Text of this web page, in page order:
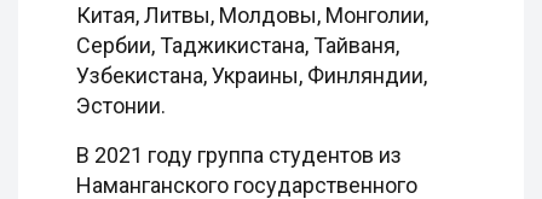
Китая, Литвы, Молдовы, Монголии,
Сербии, Таджикистана, Тайваня,
Узбекистана, Украины, Финляндии,
Эстонии.
В 2021 году группа студентов из
Наманганского государственного